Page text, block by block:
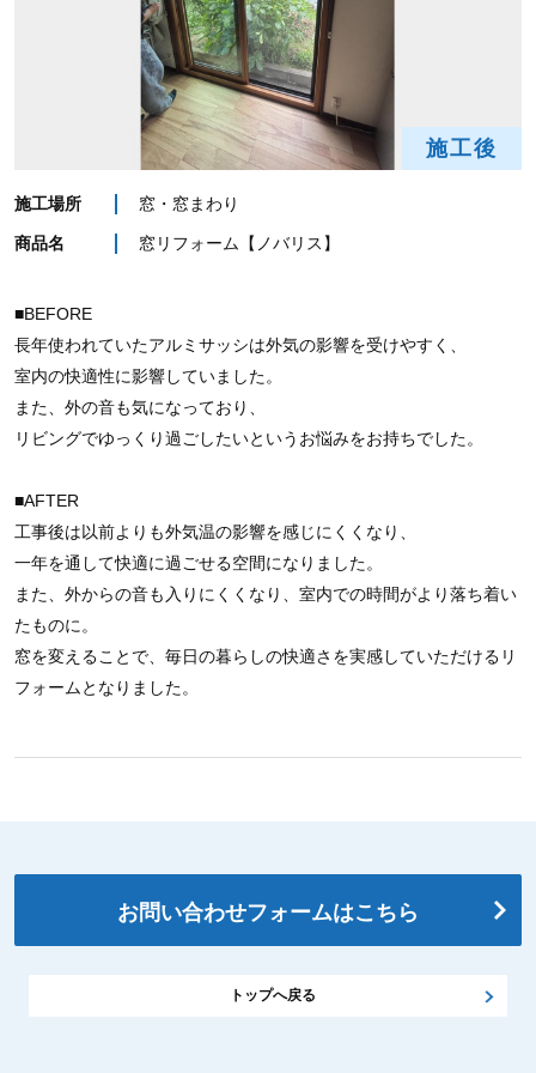
施工後
施工場所 窓・窓まわり
商品名 窓リフォーム【ノバリス】
■BEFORE
長年使われていたアルミサッシは外気の影響を受けやすく、
室内の快適性に影響していました。
また、外の音も気になっており、
リビングでゆっくり過ごしたいというお悩みをお持ちでした。
■AFTER
工事後は以前よりも外気温の影響を感じにくくなり、
一年を通して快適に過ごせる空間になりました。
また、外からの音も入りにくくなり、室内での時間がより落ち着い
たものに。
窓を変えることで、毎日の暮らしの快適さを実感していただけるリ
フォームとなりました。
お問い合わせフォームはこちら
トップへ戻る